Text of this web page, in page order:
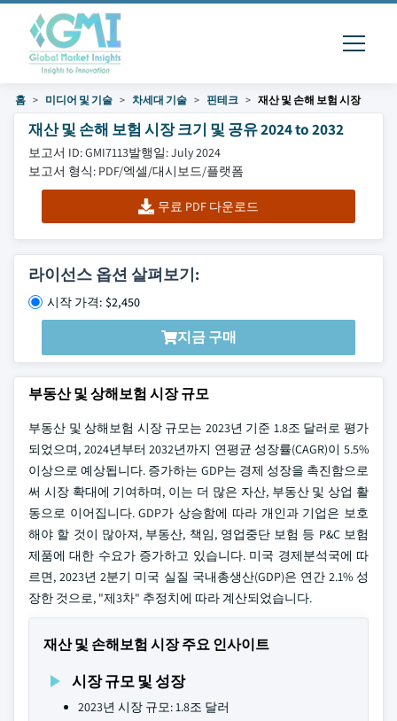
홈 미디어 및 기술 차세대 기술 핀테크 재산 및 손해 보험 시장
재산 및 손해 보험 시장 크기 및 공유 2024 to 2032
보고서 ID: GMI7113발행일: July 2024
보고서 형식: PDF/엑셀/대시보드/플랫폼
무료 PDF 다운로드
라이선스 옵션 살펴보기:
시작 가격: $2,450
지금 구매
부동산 및 상해보험 시장 규모
부동산 및 상해보험 시장 규모는 2023년 기준 1.8조 달러로 평가
되었으며, 2024년부터 2032년까지 연평균 성장률(CAGR)이 5.5%
이상으로 예상됩니다. 증가하는 GDP는 경제 성장을 촉진함으로
써 시장 확대에 기여하며, 이는 더 많은 자산, 부동산 및 상업 활
동으로 이어집니다. GDP가 상승함에 따라 개인과 기업은 보호
해야 할 것이 많아져, 부동산, 책임, 영업중단 보험 등 P&C 보험
제품에 대한 수요가 증가하고 있습니다. 미국 경제분석국에 따
르면, 2023년 2분기 미국 실질 국내총생산(GDP)은 연간 2.1% 성
장한 것으로, "제3차" 추정치에 따라 계산되었습니다.
재산 및 손해보험 시장 주요 인사이트
시장 규모 및 성장
2023년 시장 규모: 1.8조 달러